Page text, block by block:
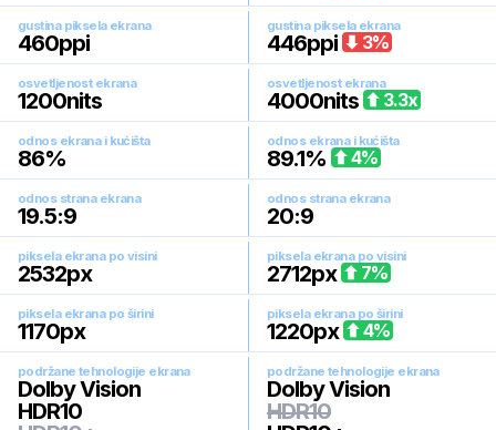
gustina piksela ekrana
460ppi
gustina piksela ekrana
446ppi 3%
osvetljenost ekrana
1200nits
osvetljenost ekrana
4000nits 3.3x
odnos ekrana i kućišta
86%
odnos ekrana i kućišta
89.1% 4%
odnos strana ekrana
19.5:9
odnos strana ekrana
20:9
piksela ekrana po visini
2532px
piksela ekrana po visini
2712px 7%
piksela ekrana po širini
1170px
piksela ekrana po širini
1220px 4%
podržane tehnologije ekrana
Dolby Vision
HDR10
podržane tehnologije ekrana
Dolby Vision
HDR10